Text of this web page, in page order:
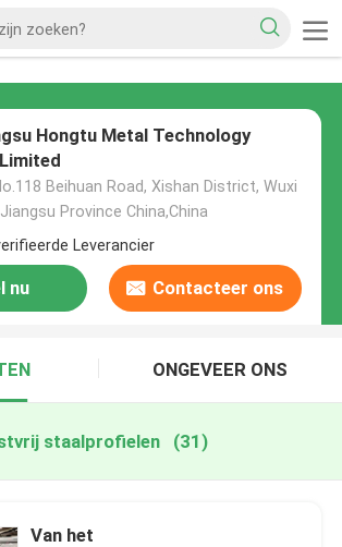
Hongtu Metal Technology
Beihuan Road, Xishan District, Wuxi
Province China,China
Leverancier
nu Contacteer ons
ONGEVEER ONS
staalprofielen (31)
Van het